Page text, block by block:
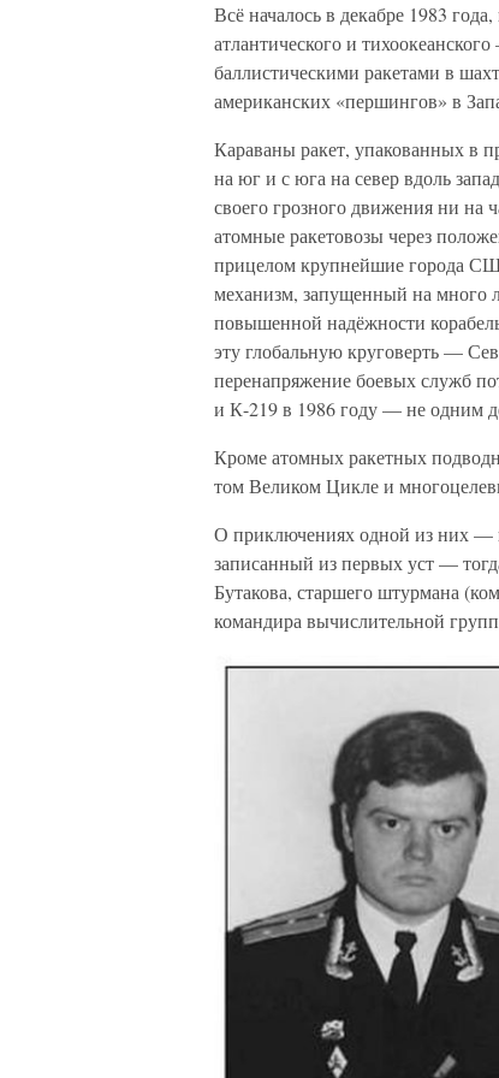
Всё началось в декабре 1983
атлантического и
баллистическими ракетами в
американских «першингов» в
Караваны ракет, упакованных в
на юг и с юга на север вдоль
своего грозного движения ни
атомные ракетовозы через
прицелом крупнейшие города
механизм, запущенный на много
повышенной надёжности
эту глобальную круговерть —
перенапряжение боевых служб
и К-219 в 1986 году — не одним
Кроме атомных ракетных
том Великом Цикле и
О приключениях одной из них —
записанный из первых уст —
Бутакова, старшего штурмана
командира вычислительной